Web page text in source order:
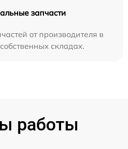
запчасти
от производителя в
складах.
работы